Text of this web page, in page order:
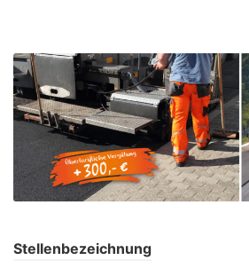
Stellenbezeichnung